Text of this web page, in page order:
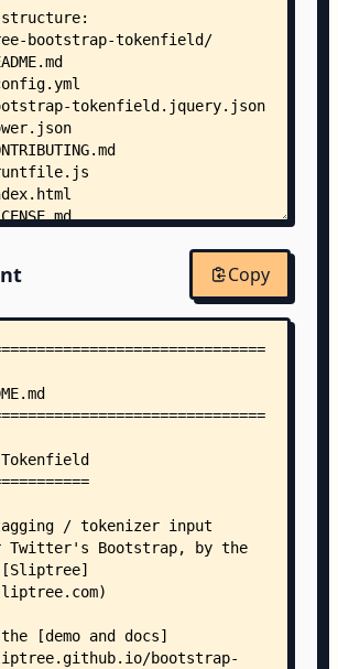
bootstrap-tokenfield/
tokenfield.jquery.json
css/
└── pygments-manni.css
js/
├── affix.js
├── docs.js
└── scrollspy.js
bootstrap-tokenfield.js
bootstrap-tokenfield.less
tokenfield-typeahead.less
README.md
test.tokenfield.1.unit.js
test.tokenfield.2.integration.js
Copy